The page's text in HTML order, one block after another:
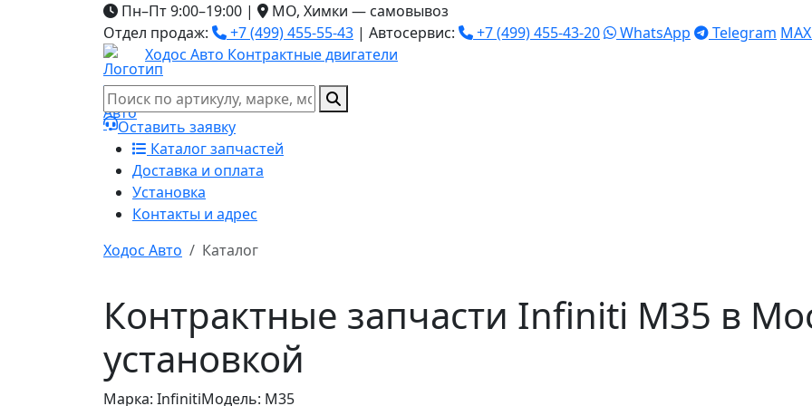
Пн–Пт 9:00–19:00 |
МО, Химки — самовывоз
Отдел продаж:
+7 (499) 455-55-43 | Автосервис: +7 (499) 455-43-20 WhatsApp Telegram MAX
Ходос Авто Контрактные двигатели
Оставить заявку
Каталог запчастей
Доставка и оплата
Установка
Контакты и адрес
Ходос Авто
Каталог
Контрактные запчасти Infiniti M35 в
установкой
Марка: InfinitiМодель: M35